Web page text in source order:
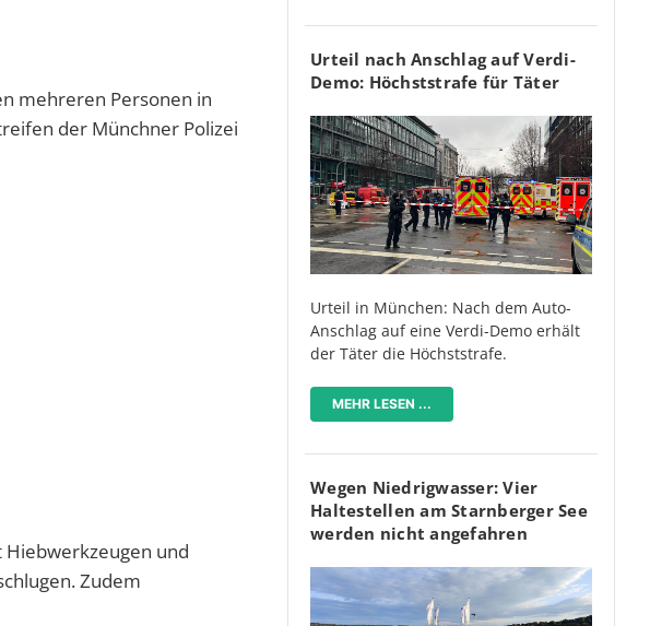
mehreren Personen in
der Münchner Polizei
Hiebwerkzeugen und
Zudem
Urteil nach Anschlag auf Verdi-
Demo: Höchststrafe für Täter
Urteil in München: Nach dem Auto-
Anschlag auf eine Verdi-Demo erhält
der Täter die Höchststrafe.
MEHR LESEN ...
Wegen Niedrigwasser: Vier
Haltestellen am Starnberger See
werden nicht angefahren